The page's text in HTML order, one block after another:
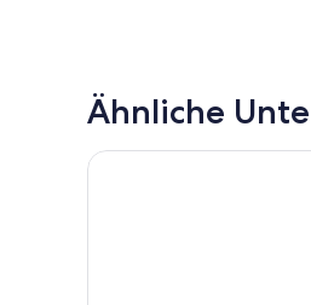
Ähnliche
JUFA Hotel Wien City